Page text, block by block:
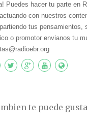
Puedes hacer tu parte en
con nuestros
tus pensamientos,
o promotor envianos tu
te puede